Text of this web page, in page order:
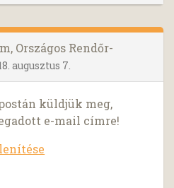
Országos Rendőr-
augusztus 7.
küldjük meg,
e-mail címre!